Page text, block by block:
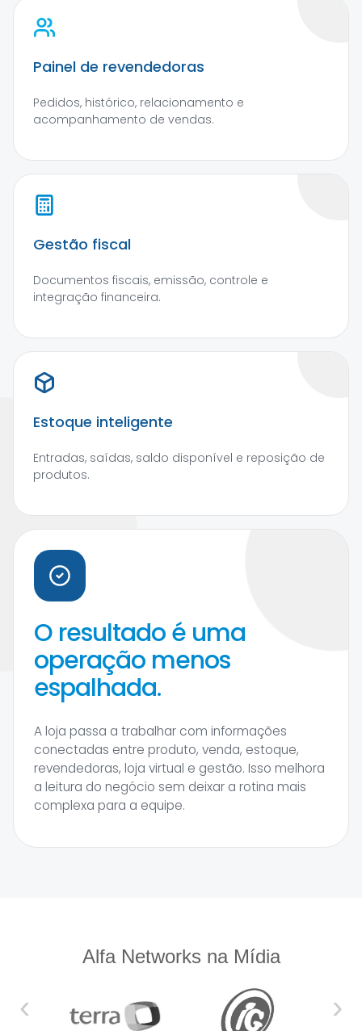
Painel de revendedoras
Pedidos, histórico, relacionamento e
acompanhamento de vendas.
Gestão fiscal
Documentos fiscais, emissão, controle e
integração financeira.
Estoque inteligente
Entradas, saídas, saldo disponível e reposição de
produtos.
O resultado é uma
operação menos
espalhada.
A loja passa a trabalhar com informações
conectadas entre produto, venda, estoque,
revendedoras, loja virtual e gestão. Isso melhora
a leitura do negócio sem deixar a rotina mais
complexa para a equipe.
Alfa Networks na Mídia
‹ ›